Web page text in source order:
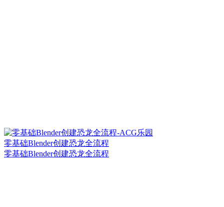
零基础Blender创建恐龙全流程
零基础Blender创建恐龙全流程